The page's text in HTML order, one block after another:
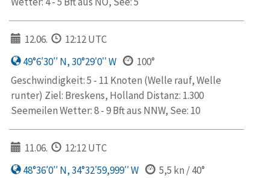
12.06.
12:12 UTC
49°6′30′′ N, 30°29′0′′ W
100°
Geschwindigkeit: 5 - 11 Knoten (Welle rauf, Welle
runter) Ziel: Breskens, Holland Distanz: 1.300
Seemeilen Wetter: 8 - 9 Bft aus NNW, See: 10
11.06.
12:12 UTC
48°36′0′′ N, 34°32′59,999′′ W
5,5 kn / 40°